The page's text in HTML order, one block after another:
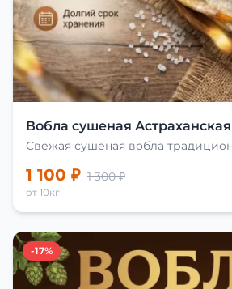
Вобла сушеная Астраханская
Свежая сушёная вобла
1 100 ₽ 1 300 ₽
от 10кг
-17%